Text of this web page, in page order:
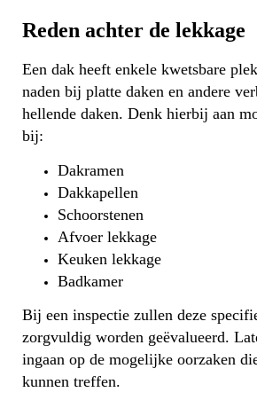
Reden achter de lekkage
Een dak heeft enkele kwetsbare
naden bij platte daken en andere
hellende daken. Denk hierbij aan
bij:
Dakramen
Dakkapellen
Schoorstenen
Afvoer lekkage
Keuken lekkage
Badkamer
Bij een inspectie zullen deze
zorgvuldig worden geëvalueerd.
ingaan op de mogelijke oorzaken
kunnen treffen.